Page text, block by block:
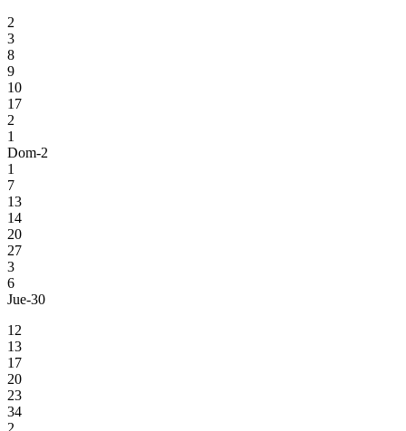
2
3
8
9
10
17
2
1
Dom-2
1
7
13
14
20
27
3
6
Jue-30
12
13
17
20
23
34
2